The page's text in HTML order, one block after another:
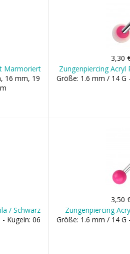
Marmoriert
16 mm, 19
3,30
Zungenpiercing Acryl
Größe: 1.6 mm / 14 G
/ Schwarz
Kugeln: 06
3,50
Zungenpiercing
Größe: 1.6 mm / 14 G